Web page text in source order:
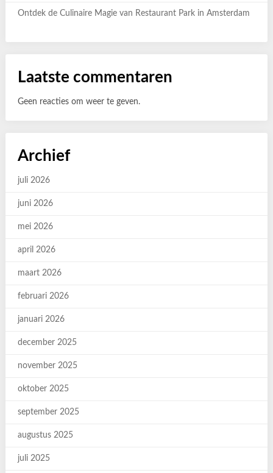
Ontdek de Culinaire Magie van Restaurant Park in Amsterdam
Laatste commentaren
Geen reacties om weer te geven.
Archief
juli 2026
juni 2026
mei 2026
april 2026
maart 2026
februari 2026
januari 2026
december 2025
november 2025
oktober 2025
september 2025
augustus 2025
juli 2025